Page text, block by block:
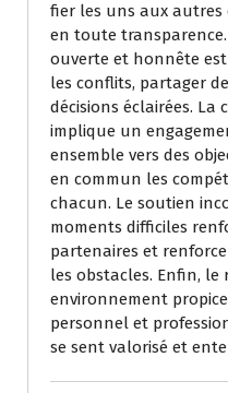
fier les uns aux
en toute
ouverte et honnête
les conflits, partager
décisions éclairées.
implique un
ensemble vers des
en commun les
chacun. Le soutien
moments difficiles
partenaires et
les obstacles. Enfin,
environnement
personnel et
se sent valorisé et